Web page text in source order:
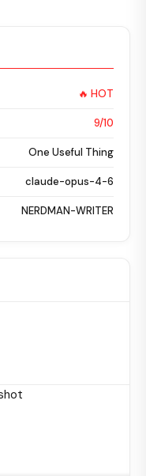
🔥 HOT
9/10
One Useful Thing
claude-opus-4-6
NERDMAN-WRITER